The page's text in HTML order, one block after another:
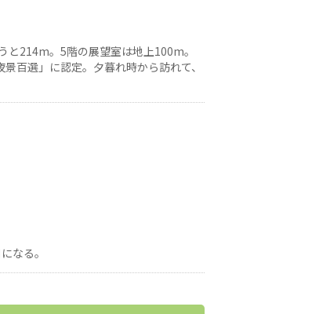
214m。5階の展望室は地上100m。
百選」に認定。夕暮れ時から訪れて、
なる。